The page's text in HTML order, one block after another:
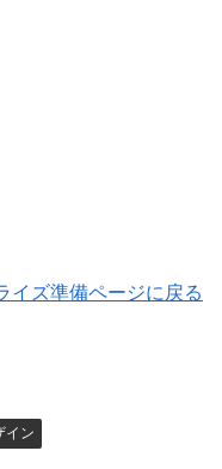
イズ準備ページに戻る
イン